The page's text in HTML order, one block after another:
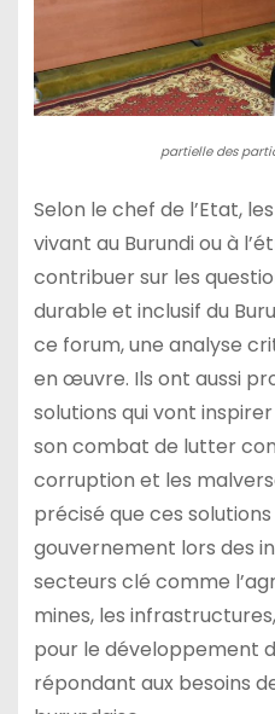
partielle des
Selon le chef de l’Etat,
vivant au Burundi ou à
contribuer sur les
durable et inclusif du
ce forum, une analyse
en œuvre. Ils ont aussi
solutions qui vont
son combat de lutter
corruption et les
précisé que ces
gouvernement lors des
secteurs clé comme
mines, les
pour le développement
répondant aux besoins